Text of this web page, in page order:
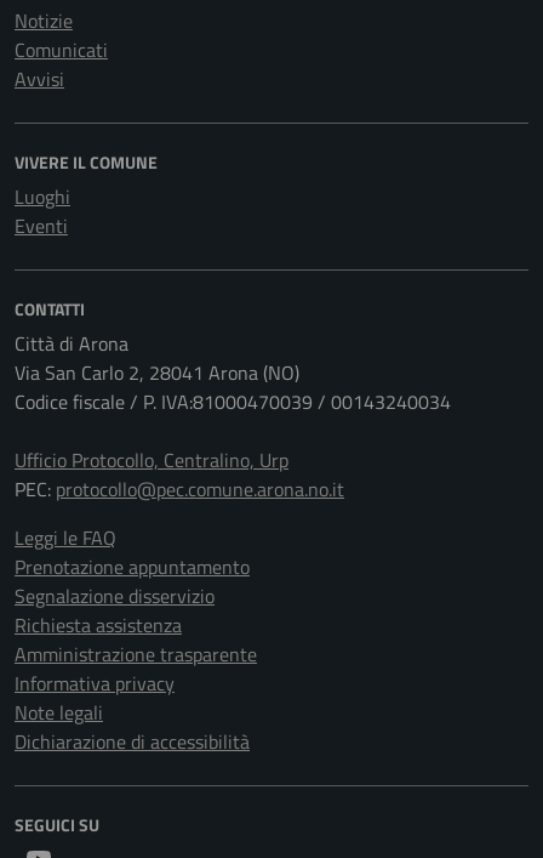
Notizie
Comunicati
Avvisi
VIVERE IL COMUNE
Luoghi
Eventi
CONTATTI
Città di Arona
Via San Carlo 2, 28041 Arona (NO)
Codice fiscale / P. IVA:81000470039 / 00143240034
Ufficio Protocollo, Centralino, Urp
PEC: protocollo@pec.comune.arona.no.it
Leggi le FAQ
Prenotazione appuntamento
Segnalazione disservizio
Richiesta assistenza
Amministrazione trasparente
Informativa privacy
Note legali
Dichiarazione di accessibilità
SEGUICI SU